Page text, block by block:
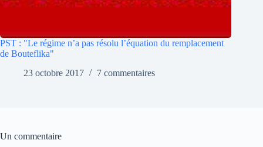
PST : "Le régime n’a pas résolu l’équation du remplacement
de Bouteflika"
23 octobre 2017
7 commentaires
Un commentaire